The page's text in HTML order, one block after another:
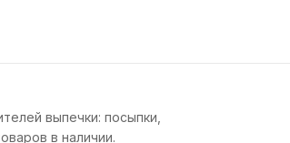
выпечки: посыпки,
в наличии.